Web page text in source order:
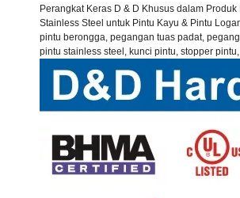
Perangkat Keras D & D Khusus dalam
Stainless Steel untuk Pintu Kayu & Pintu
pintu berongga, pegangan tuas padat,
pintu stainless steel, kunci pintu, stopper